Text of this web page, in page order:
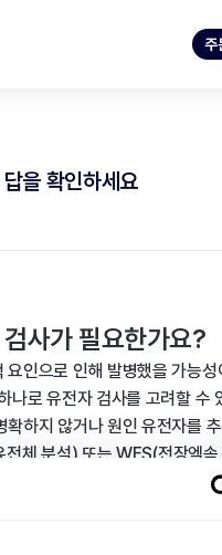
주
을 확인하세요
사가 필요한가요?
요인으로 인해 발병했을 가능성
나로 유전자 검사를 고려할 수
확하지 않거나 원인 유전자를
체 분석) 또는 WES(전장엑
될 수 있습니다.
는 발달장애, 인지장애, 지적장